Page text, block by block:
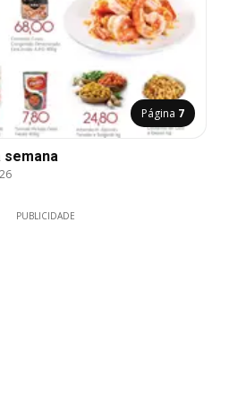
Página 7
semana
PUBLICIDADE